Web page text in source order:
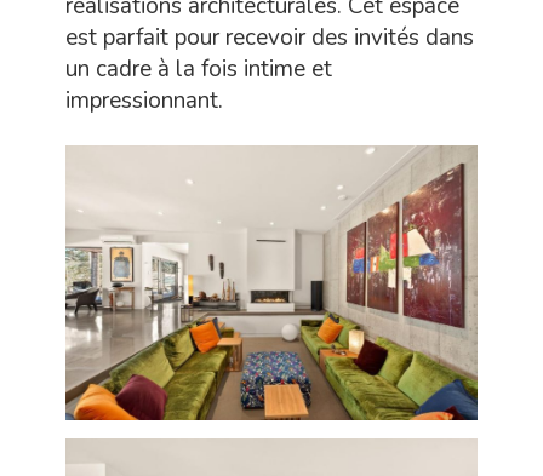
réalisations architecturales. Cet espace
est parfait pour recevoir des invités dans
un cadre à la fois intime et
impressionnant.